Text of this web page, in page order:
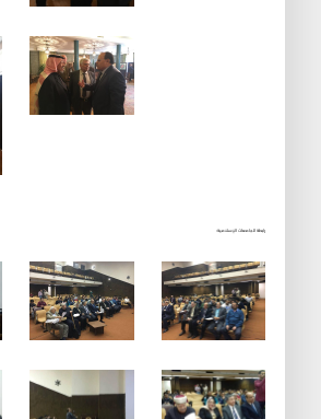
رابطة الجامعات الإسلامية: